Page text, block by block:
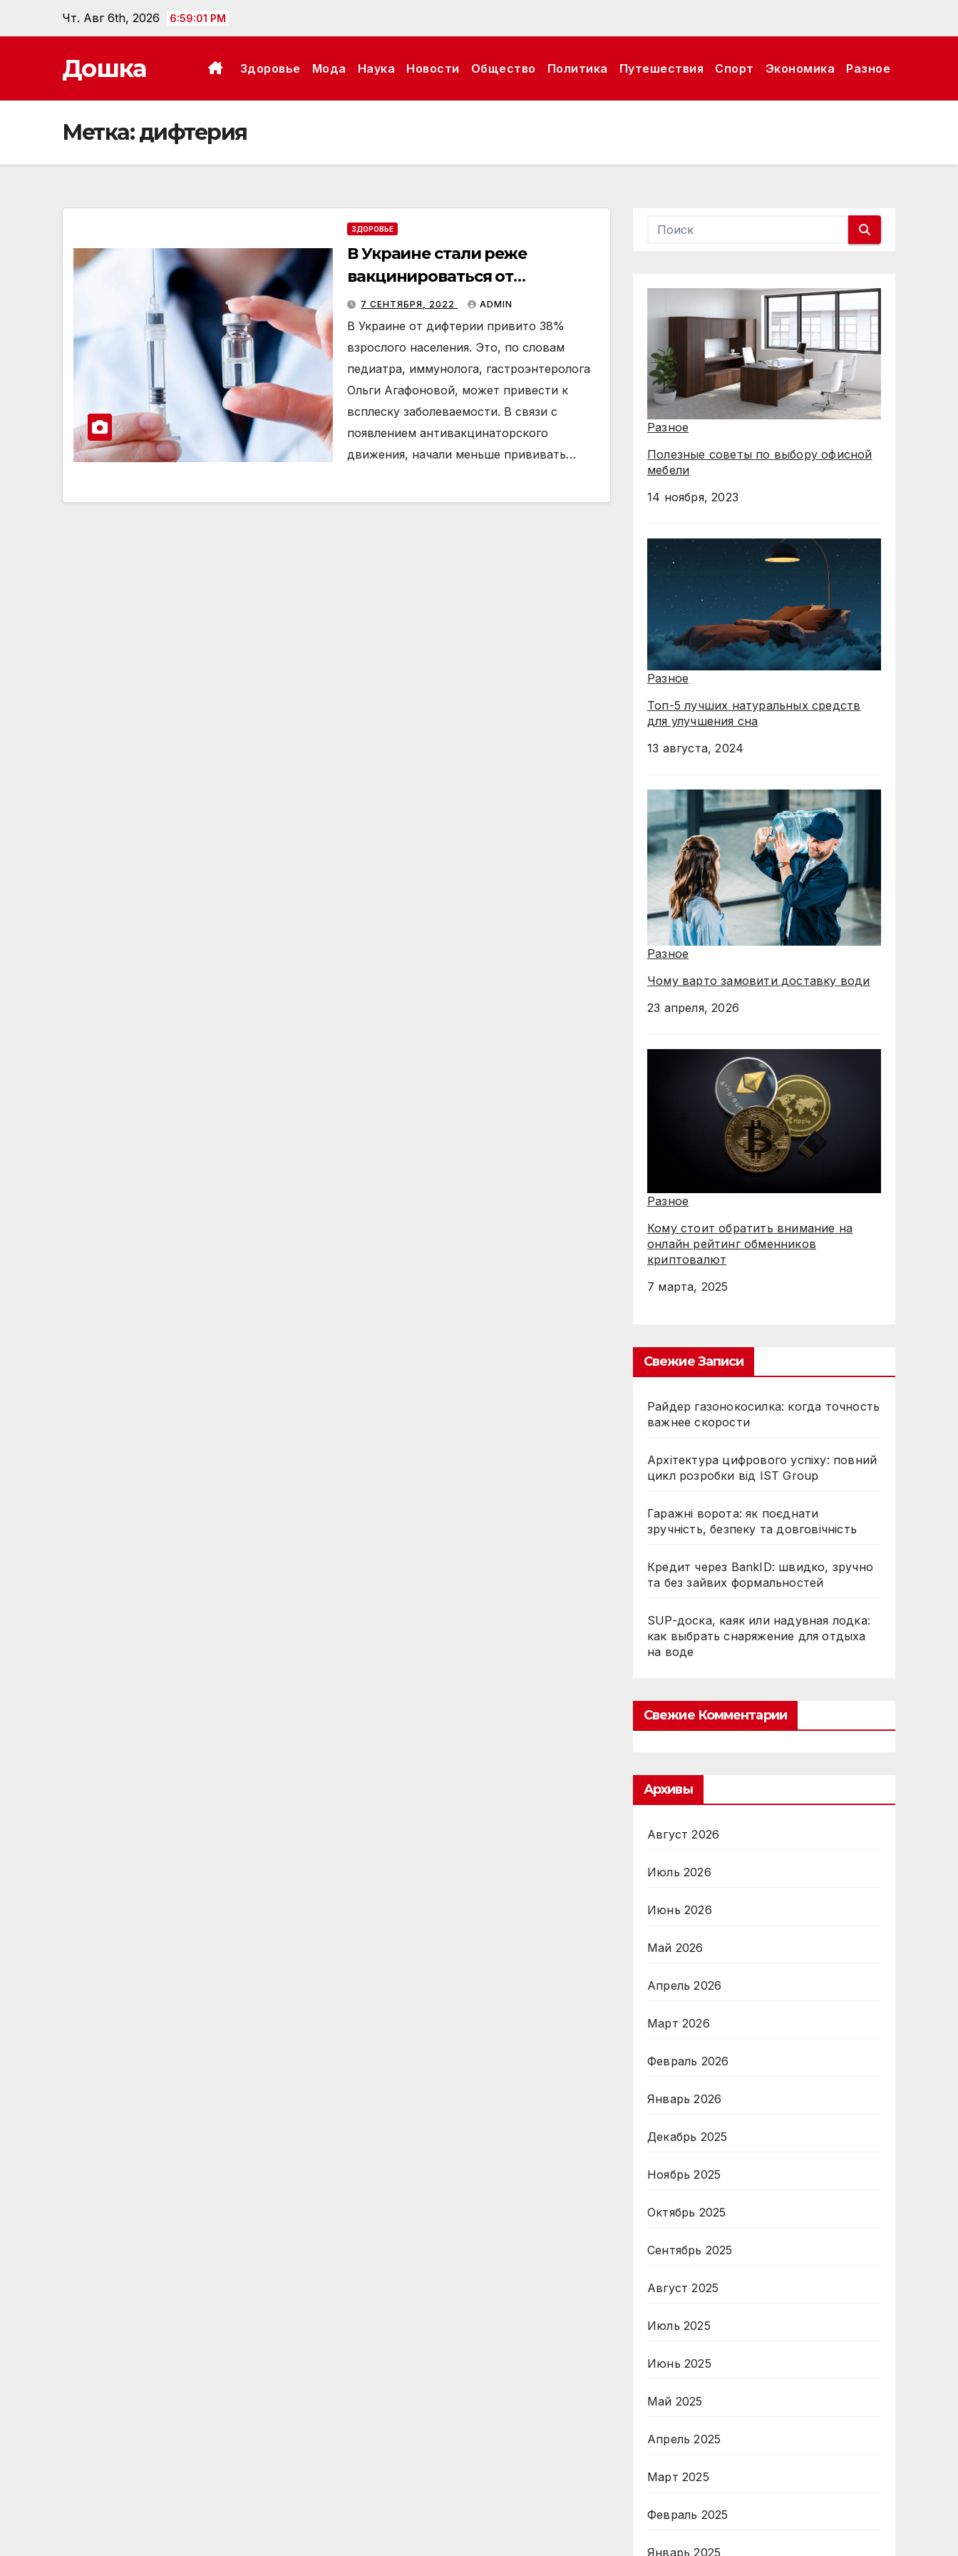
Чт. Авг 6th, 2026 6:59:02 PM
Дошка Здоровье Мода Наука Новости Общество Политика Путешествия Спорт Экономика Разное
Метка:дифтерия
ЗДОРОВЬЕ
В Украине стали реже
вакцинироваться от
дифтерии, — эксперт
7 СЕНТЯБРЯ, 2022 ADMIN
В Украине от дифтерии привито 38%
взрослого населения. Это, по словам
педиатра, иммунолога, гастроэнтеролога
Ольги Агафоновой, может привести к
всплеску заболеваемости. В связи с
появлением антивакцинаторского
движения, начали меньше прививать…
Разное
Полезные советы по выбору офисной
мебели
14 ноября, 2023
Разное
Топ-5 лучших натуральных средств
для улучшения сна
13 августа, 2024
Разное
Чому варто замовити доставку води
23 апреля, 2026
Разное
Кому стоит обратить внимание на
онлайн рейтинг обменников
криптовалют
7 марта, 2025
Свежие Записи
Райдер газонокосилка: когда точность
важнее скорости
Архітектура цифрового успіху: повний
цикл розробки від IST Group
Гаражні ворота: як поєднати
зручність, безпеку та довговічність
Кредит через BankID: швидко, зручно
та без зайвих формальностей
SUP-доска, каяк или надувная лодка:
как выбрать снаряжение для отдыха
на воде
Свежие Комментарии
Архивы
Август 2026
Июль 2026
Июнь 2026
Май 2026
Апрель 2026
Март 2026
Февраль 2026
Январь 2026
Декабрь 2025
Ноябрь 2025
Октябрь 2025
Сентябрь 2025
Август 2025
Июль 2025
Июнь 2025
Май 2025
Апрель 2025
Март 2025
Февраль 2025
Январь 2025